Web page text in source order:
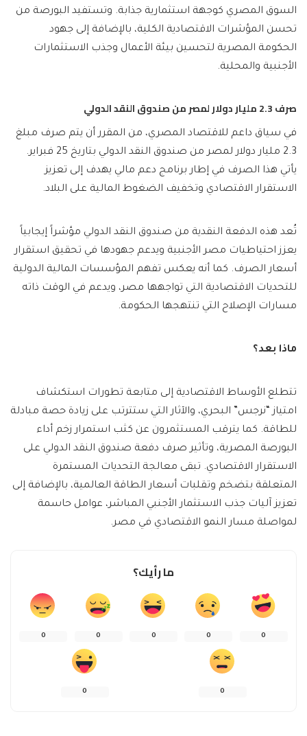
السوق المصري كوجهة استثمارية جذابة. وتستفيد البورصة من
تحسن المؤشرات الاقتصادية الكلية، بالإضافة إلى جهود
الحكومة المصرية لتحسين بيئة الأعمال وجذب الاستثمارات
الأجنبية والمحلية.
صرف 2.3 مليار دولار لمصر من صندوق النقد الدولي
في سياق داعم للاقتصاد المصري، من المقرر أن يتم صرف مبلغ
2.3 مليار دولار لمصر من صندوق النقد الدولي بتاريخ 25 فبراير.
يأتي هذا الصرف في إطار برنامج دعم مالي يهدف إلى تعزيز
الاستقرار الاقتصادي وتخفيف الضغوط المالية على البلاد.
تُعد هذه الدفعة النقدية من صندوق النقد الدولي مؤشراً إيجابياً
يعزز احتياطيات مصر الأجنبية ويدعم جهودها في تحقيق استقرار
أسعار الصرف. كما أنه يعكس تفهم المؤسسات المالية الدولية
للتحديات الاقتصادية التي تواجهها مصر، ويدعم في الوقت ذاته
مسارات الإصلاح التي تنتهجها الحكومة.
ماذا بعد؟
تتطلع الأوساط الاقتصادية إلى متابعة تطورات استكشاف
امتياز “نرجس” البحري، والآثار التي ستترتب على زيادة حصة مبادلة
للطاقة. كما يترقب المستثمرون عن كثب استمرار زخم أداء
البورصة المصرية، وتأثير صرف دفعة صندوق النقد الدولي على
الاستقرار الاقتصادي. تبقى معالجة التحديات المستمرة
المتعلقة بتضخم وتقلبات أسعار الطاقة العالمية، بالإضافة إلى
تعزيز آليات جذب الاستثمار الأجنبي المباشر، عوامل حاسمة
لمواصلة مسار النمو الاقتصادي في مصر.
ما رأيك؟
0
0
0
0
0
0
0